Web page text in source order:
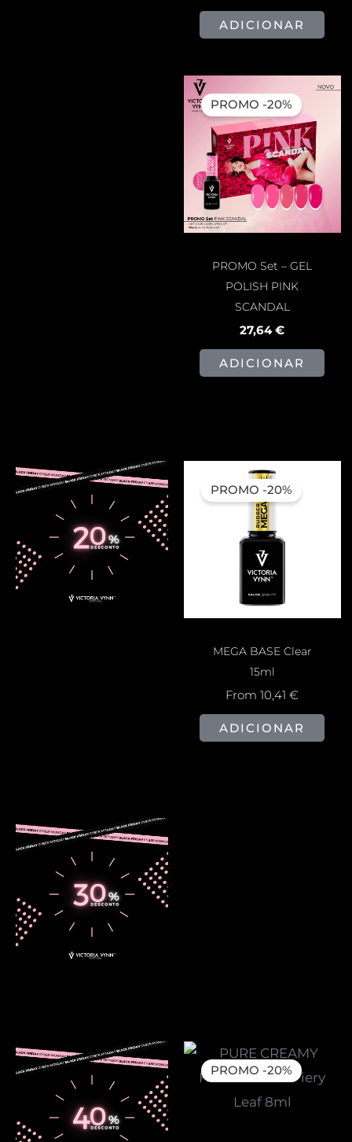
ADICIONAR
PROMO -20%
PROMO Set – GEL
POLISH PINK
SCANDAL
preço
original
era:
34,55 €.
27,64€
preço
atual
é:
27,64 €.
ADICIONAR
PROMO -20%
MEGA BASE Clear
15ml
From10,41€
ADICIONAR
PROMO -20%